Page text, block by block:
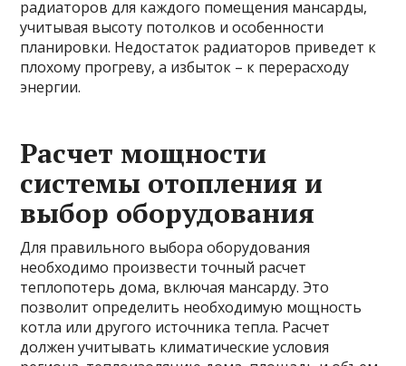
радиаторов для каждого помещения мансарды,
учитывая высоту потолков и особенности
планировки. Недостаток радиаторов приведет к
плохому прогреву, а избыток – к перерасходу
энергии.
Расчет мощности
системы отопления и
выбор оборудования
Для правильного выбора оборудования
необходимо произвести точный расчет
теплопотерь дома, включая мансарду. Это
позволит определить необходимую мощность
котла или другого источника тепла. Расчет
должен учитывать климатические условия